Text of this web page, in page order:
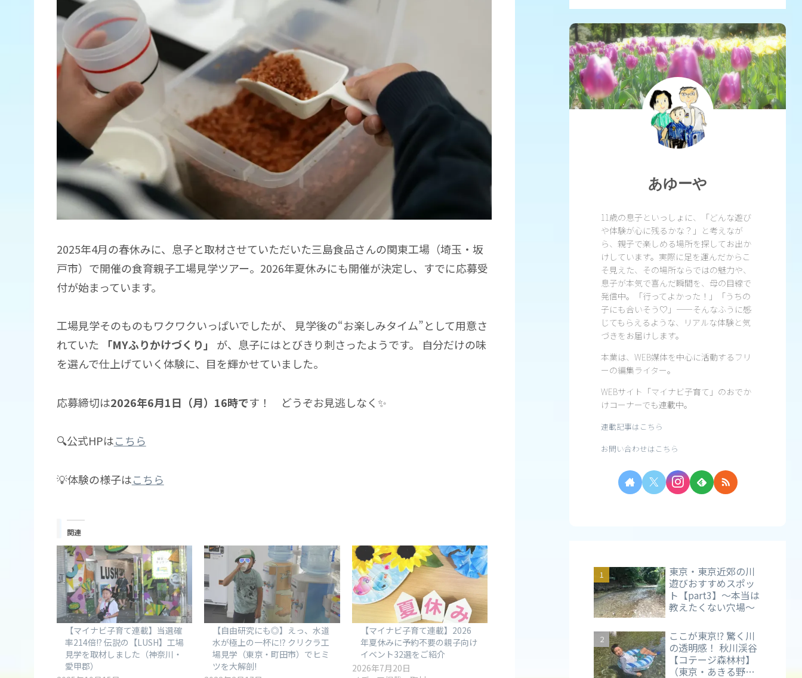
2025年4月の春休みに、息子と取材させていただいた三島食品さんの関東工場（埼玉・坂
戸市）で開催の食育親子工場見学ツアー。2026年夏休みにも開催が決定し、すでに応募受
付が始まっています。
工場見学そのものもワクワクいっぱいでしたが、 見学後の“お楽しみタイム”として用意さ
れていた
「MYふりかけづくり」
が、息子にはとびきり刺さったようです。 自分だけの味
を選んで仕上げていく体験に、目を輝かせていました。
応募締切は2026年6月1日（月）16時です！ どうぞお見逃しなく✨
🔍公式HPはこちら
💡体験の様子はこちら
関連
【マイナビ子育て連載】当選確
率214倍!? 伝説の【LUSH】工場
見学を取材しました（神奈川・
愛甲郡）
【自由研究にも◎】えっ、水道
水が極上の一杯に⁉ クリクラ工
場見学（東京・町田市）でヒミ
ツを大解剖!
【マイナビ子育て連載】2026
年夏休みに予約不要の親子向け
イベント32選をご紹介
2026年7月20日
定！
あゆーや
11歳の息子といっしょに、「どんな遊び
や体験が心に残るかな？」と考えなが
ら、親子で楽しめる場所を探してお出か
けしています。実際に足を運んだからこ
そ見えた、その場所ならではの魅力や、
息子が本気で喜んだ瞬間を、母の目線で
発信中。「行ってよかった！」「うちの
子にも合いそう♡」——そんなふうに感
じてもらえるような、リアルな体験と気
づきをお届けします。
本業は、WEB媒体を中心に活動するフリ
ーの編集ライター。
WEBサイト「マイナビ子育て」のおでか
けコーナーでも連載中。
連載記事はこちら
お問い合わせはこちら
東京・東京近郊の川
遊びおすすめスポッ
ト【part3】～本当は
教えたくない穴場～
ここが東京⁉ 驚く川
の透明感！ 秋川渓谷
【コテージ森林村】
（東京・あきる野